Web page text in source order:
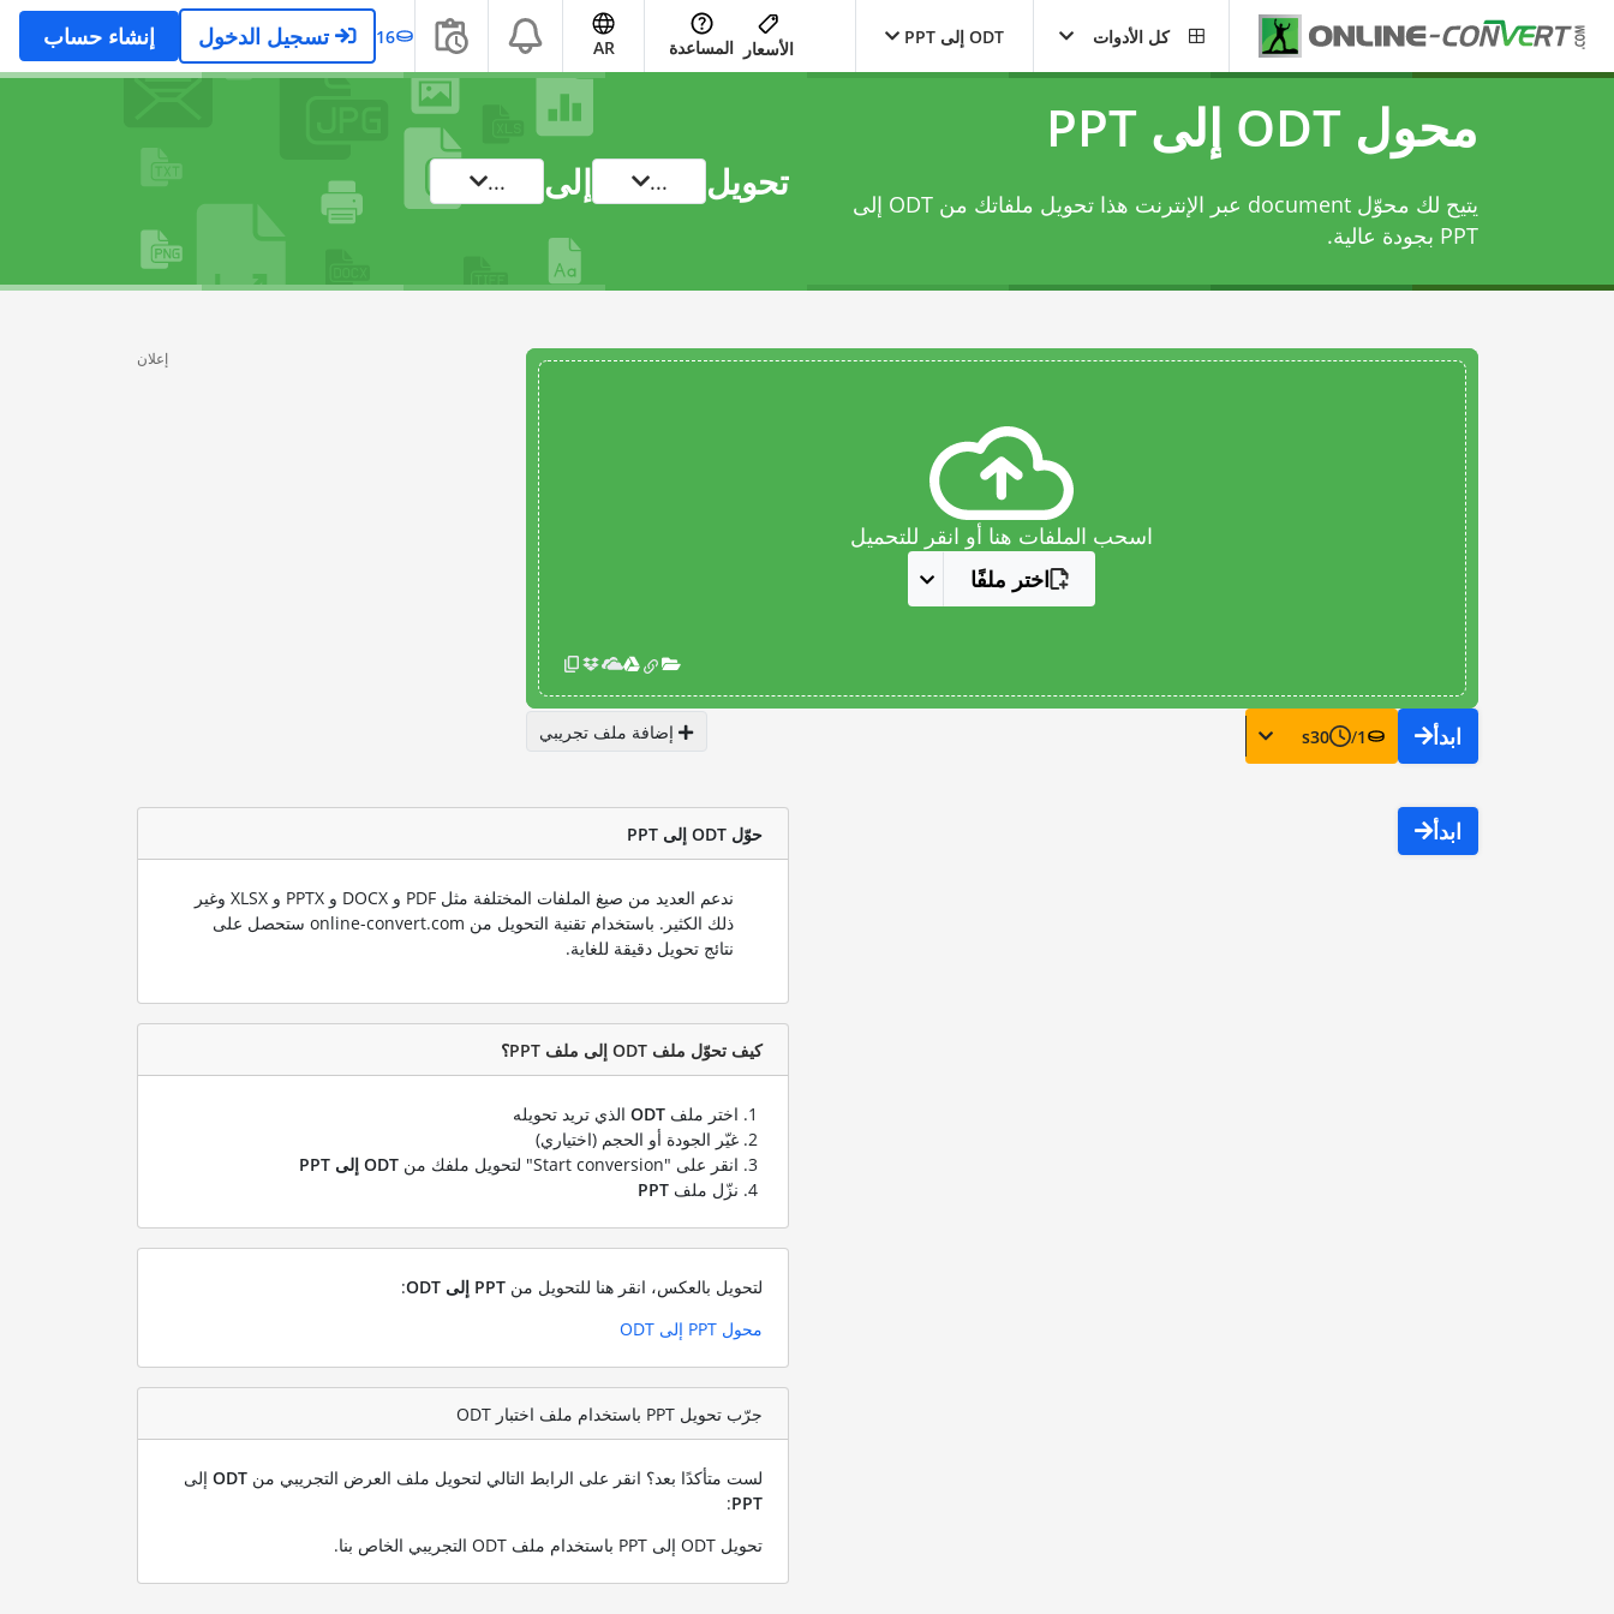
كل الأدوات ODT إلى PPT
الأسعار المساعدة AR
16 تسجيل الدخول إنشاء حساب
محول ODT إلى PPT
يتيح لك محوّل document عبر الإنترنت هذا تحويل ملفاتك من ODT إلى
PPT بجودة عالية.
تحويل ... إلى ...
اسحب الملفات هنا أو انقر للتحميل
اختر ملفًا
ابدأ 1
/
30
s إضافة ملف تجريبي
إعلان
ابدأ حوّل ODT إلى PPT
ندعم العديد من صيغ الملفات المختلفة مثل PDF و DOCX و PPTX و XLSX وغير
ذلك الكثير. باستخدام تقنية التحويل من online-convert.com ستحصل على
نتائج تحويل دقيقة للغاية.
كيف تحوّل ملف ODT إلى ملف PPT؟
اختر ملف ODT الذي تريد تحويله
غيّر الجودة أو الحجم (اختياري)
انقر على "Start conversion" لتحويل ملفك من
ODT إلى PPT
نزّل ملف PPT
لتحويل بالعكس، انقر هنا للتحويل من PPT إلى ODT
:
محول PPT إلى ODT
جرّب تحويل PPT باستخدام ملف اختبار ODT
لست متأكدًا بعد؟ انقر على الرابط التالي لتحويل ملف العرض التجريبي من ODT إلى
PPT
:
تحويل ODT إلى PPT باستخدام ملف ODT التجريبي الخاص بنا
.